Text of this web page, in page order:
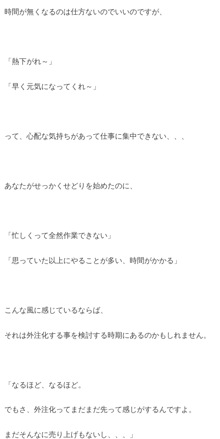
時間が無くなるのは仕方ないのでいいのですが、
「熱下がれ～」
「早く元気になってくれ～」
って、心配な気持ちがあって仕事に集中できない、、、
あなたがせっかくせどりを始めたのに、
「忙しくって全然作業できない」
「思っていた以上にやることが多い、時間がかかる」
こんな風に感じているならば、
それは外注化する事を検討する時期にあるのかもしれません。
「なるほど、なるほど。
でもさ、外注化ってまだまだ先って感じがするんですよ。
まだそんなに売り上げもないし、、、」